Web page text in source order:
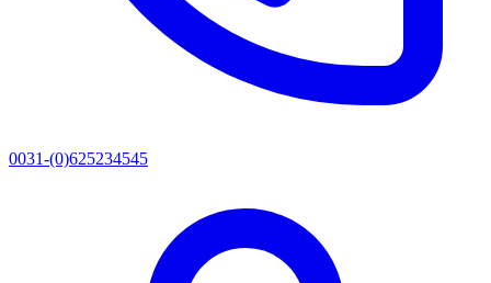
0031-(0)625234545